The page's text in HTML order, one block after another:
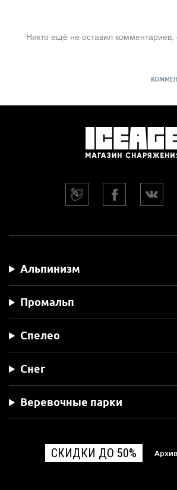
Никто ещё не оставил комментариев,
Альпинизм
Промальп
Спелео
Снег
Веревочные парки
СКИДКИ ДО 50%